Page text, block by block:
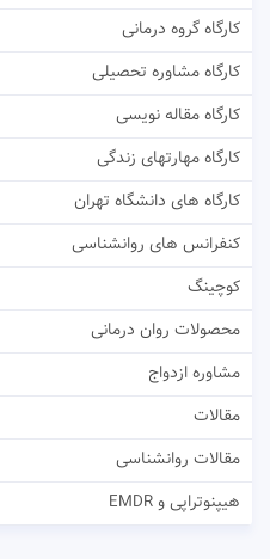
کارگاه گروه درمانی
کارگاه مشاوره تحصیلی
کارگاه مقاله نویسی
کارگاه مهارتهای زندگی
کارگاه های دانشگاه تهران
کنفرانس های روانشناسی
کوچینگ
محصولات روان درمانی
مشاوره ازدواج
مقالات
مقالات روانشناسی
هیپنوتراپی و EMDR